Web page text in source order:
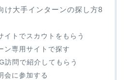
け大手インターンの探し方8
トでスカウトをもらう
専用サイトで探す
問で紹介してもらう
会に参加する